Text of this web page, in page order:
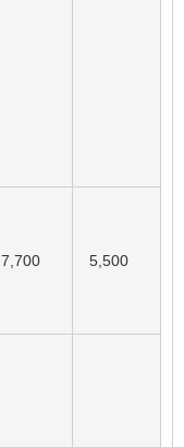
7,700 5,500